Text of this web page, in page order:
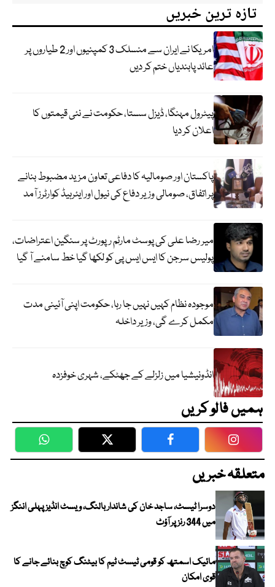
تازہ ترین خبریں
امریکا نے ایران سے منسلک 3 کمپنیوں اور 2 طیاروں پر
عائد پابندیاں ختم کر دیں
پیٹرول مہنگا، ڈیزل سستا، حکومت نے نئی قیمتوں کا
اعلان کر دیا
پاکستان اور صومالیہ کا دفاعی تعاون مزید مضبوط بنانے
پر اتفاق، صومالی وزیر دفاع کی نیول اور ایئرہیڈ کوارٹرز آمد
میر رضا علی کی پوسٹ مارٹم رپورٹ پر سنگین اعتراضات،
پولیس سرجن کا ایس ایس پی کو لکھا گیا خط سامنے آ گیا
موجودہ نظام کہیں نہیں جا رہا، حکومت اپنی آئینی مدت
مکمل کرے گی، وزیر داخلہ
انڈونیشیا میں زلزلے کے جھٹکے، شہری خوفزدہ
ہمیں فالو کریں
WhatsApp Twitter Facebook
متعلقہ خبریں
دوسرا ٹیسٹ، ساجد خان کی شاندار بالنگ، ویسٹ انڈیز پہلی اننگز
میں 344 رنز پر آؤٹ
مائیک اسمتھ کو قومی ٹیسٹ ٹیم کا بیٹنگ کوچ بنائے جانے کا
قوی امکان